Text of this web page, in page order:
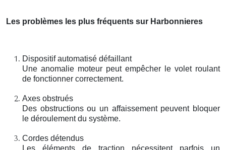
Les problèmes les plus fréquents sur Harbonnieres
Dispositif automatisé défaillant
Une anomalie moteur peut empêcher le volet roulant
de fonctionner correctement.
Axes obstrués
Des obstructions ou un affaissement peuvent bloquer
le déroulement du système.
Cordes détendus
Les éléments de traction nécessitent parfois un